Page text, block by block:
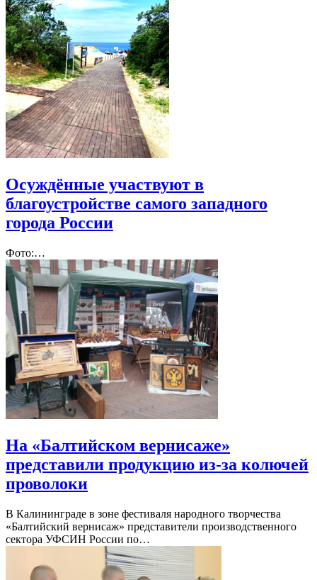
Осуждённые участвуют в
благоустройстве самого западного
города России
Фото:…
На «Балтийском вернисаже»
представили продукцию из-за колючей
проволоки
В Калининграде в зоне фестиваля народного творчества
«Балтийский вернисаж» представители производственного
сектора УФСИН России по…